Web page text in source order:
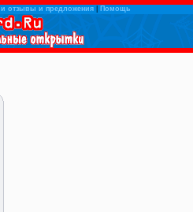
отзывы и предложения| Помощь